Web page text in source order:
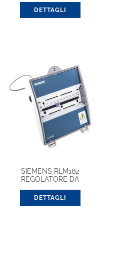
DETTAGLI
SIEMENS RLM162
REGOLATORE DA
DETTAGLI